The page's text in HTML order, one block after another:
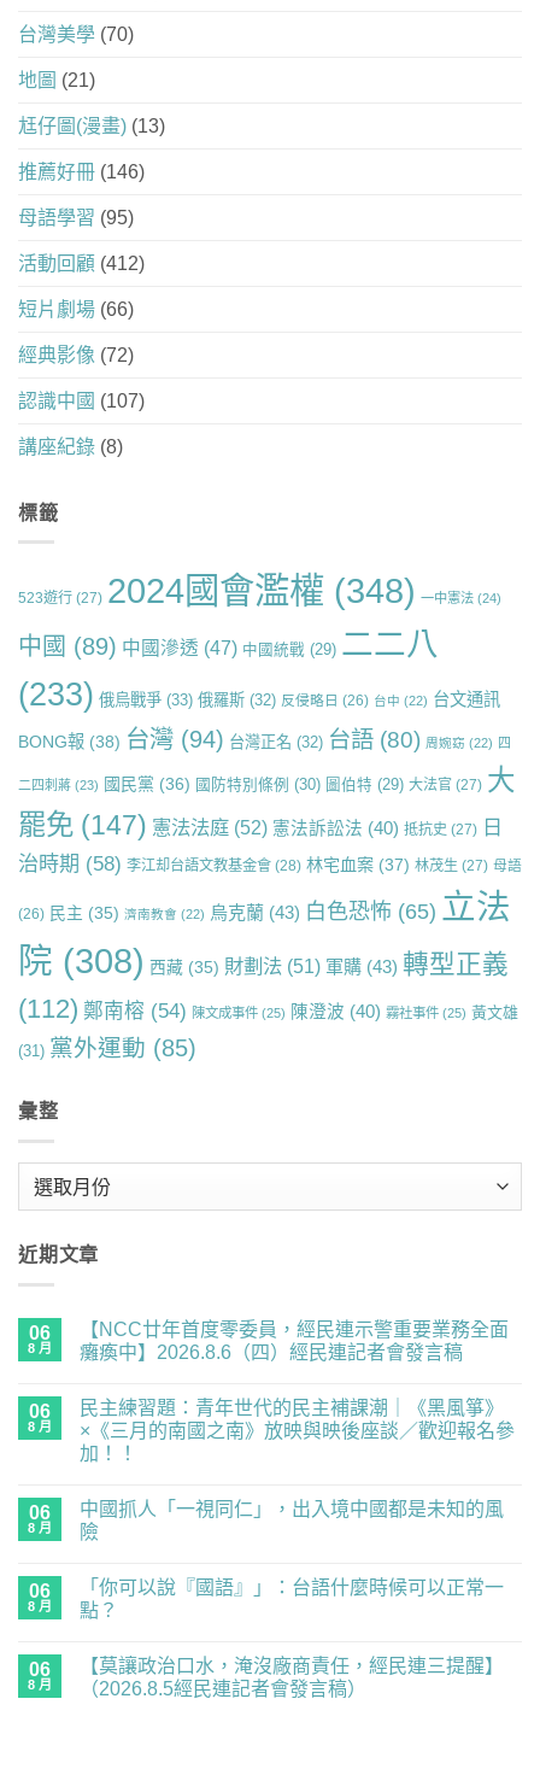
台灣美學 (70)
地圖 (21)
尪仔圖(漫畫) (13)
推薦好冊 (146)
母語學習 (95)
活動回顧 (412)
短片劇場 (66)
經典影像 (72)
認識中國 (107)
講座紀錄 (8)
標籤
523遊行 (27) 2024國會濫權 (348) 一中憲法 (24)
中國 (89) 中國滲透 (47) 中國統戰 (29) 二二八
(233) 俄烏戰爭 (33) 俄羅斯 (32) 反侵略日 (26) 台中 (22) 台文通訊
BONG報 (38) 台灣 (94) 台灣正名 (32) 台語 (80) 周婉窈 (22) 四
二四刺蔣 (23) 國民黨 (36) 國防特別條例 (30) 圖伯特 (29) 大法官 (27) 大
罷免 (147) 憲法法庭 (52) 憲法訴訟法 (40) 抵抗史 (27) 日
治時期 (58) 李江却台語文教基金會 (28) 林宅血案 (37) 林茂生 (27) 母語
(26) 民主 (35) 濟南教會 (22) 烏克蘭 (43) 白色恐怖 (65) 立法
院 (308) 西藏 (35) 財劃法 (51) 軍購 (43) 轉型正義
(112) 鄭南榕 (54) 陳文成事件 (25) 陳澄波 (40) 霧社事件 (25) 黃文雄
(31) 黨外運動 (85)
彙整
近期文章
06
8 月
【NCC廿年首度零委員，經民連示警重要業務全面
癱瘓中】2026.8.6（四）經民連記者會發言稿
廿
首
度
員，
經
民
要
留
言
06
8 月
民主練習題：青年世代的民主補課潮｜《黑風箏》
×《三月的南國之南》放映與映後座談／歡迎報名參
加！！
主
練
習
世
代
留
言
06
8 月
中國抓人「一視同仁」，出入境中國都是未知的風
險
抓
人
仁」，
言
06
8 月
「你可以說『國語』」：台語什麼時候可以正常一
點？
06
8 月
【莫讓政治口水，淹沒廠商責任，經民連三提醒】
（2026.8.5經民連記者會發言稿）